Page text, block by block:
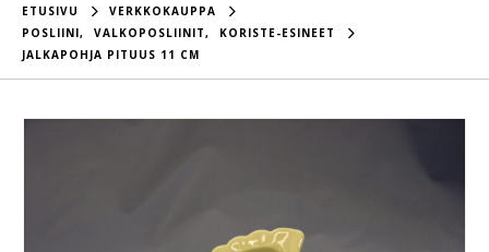
ETUSIVU
VERKKOKAUPPA
POSLIINI, VALKOPOSLIINIT,
KORISTE-ESINEET
JALKAPOHJA PITUUS 11 CM